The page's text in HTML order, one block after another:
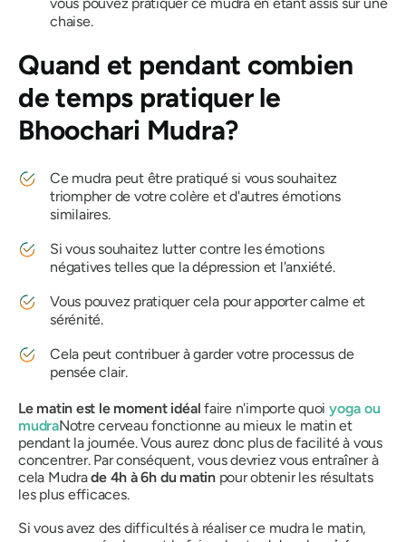
vous pouvez pratiquer ce mudraen étant assis sur une
chaise.
Quand et pendant combien
de temps pratiquerle
Bhoochari Mudra?
Ce mudra peut être pratiqué si vous souhaitez
triompher de votre colère et d'autres émotions
similaires.
Si vous souhaitez lutter contre les émotions
négatives telles que la dépression et l'anxiété.
Vous pouvez pratiquer cela pour apporter calme et
sérénité.
Cela peut contribuer à garder votre processus de
pensée clair.
Le matin est le moment idéal faire n'importe quoi yoga ou
mudraNotre cerveau fonctionne au mieux le matin et
pendant la journée. Vous aurez donc plus de facilité à vous
concentrer. Par conséquent, vous devriez vous entraîner à
cela Mudrade 4h à 6h du matinpour obtenir les résultats
les plus efficaces.
Si vous avez des difficultés à réaliser ce mudrale matin,